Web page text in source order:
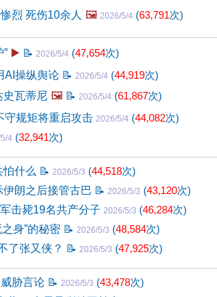
烈 死伤10余人 🖼️ 2026/5/4 (63,791次)
▶️ 📝 2026/5/4 (47,654次)
AI操纵舆论 📝 2026/5/4 (44,919次)
史瓦蒂尼 🖼️ 📝 2026/5/4 (61,867次)
守规矩将重启攻击 2026/5/4 (44,082次)
4 (32,941次)
什么 📝 2026/5/3 (44,518次)
朗之后接管古巴 📝 2026/5/3 (43,120次)
击毙19名共产分子 2026/5/3 (46,284次)
身”的秘密 📝 2026/5/3 (48,584次)
了张又侠？ 📝 2026/5/3 (47,925次)
胁言论 📝 2026/5/3 (43,478次)